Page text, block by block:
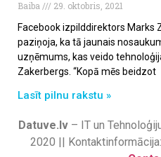
Baiba
29. oktobris, 2021
Facebook izpilddirektors Marks
paziņoja, ka tā jaunais
uzņēmums, kas veido
Zakerbergs. “Kopā mēs beidzot
Lasīt pilnu rakstu »
Datuve.lv– IT un
2020 || Kontaktinformācija: